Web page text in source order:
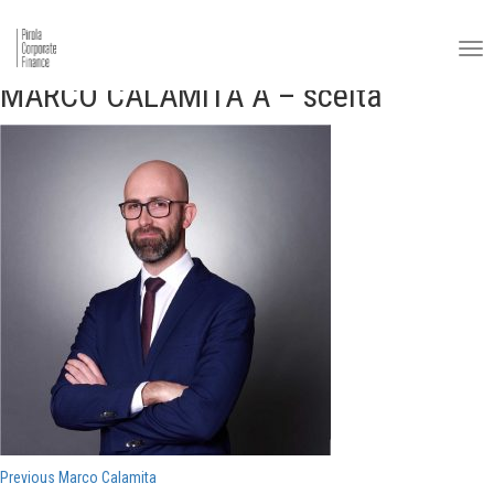
MARCO CALAMITA A – scelta
Navigazione
Previous Previous
Marco Calamita